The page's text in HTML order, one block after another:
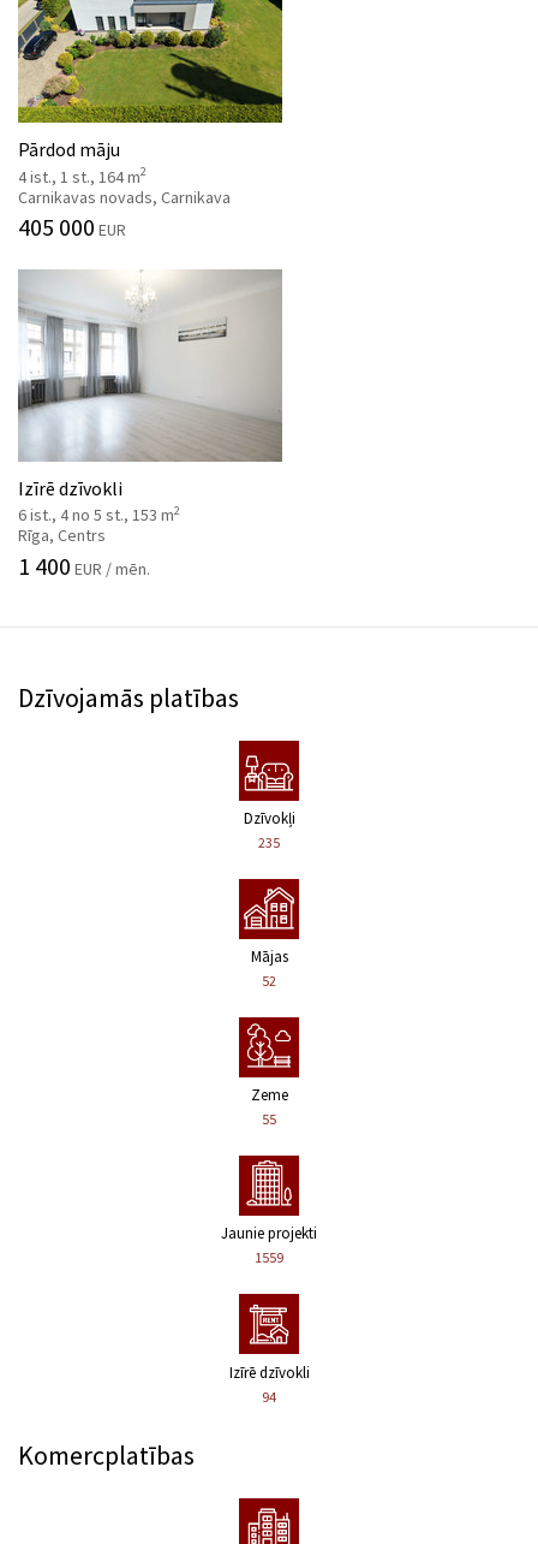
Pārdod māju
4 ist., 1 st., 164 m2
Carnikavas novads, Carnikava
405 000 EUR
Izīrē dzīvokli
6 ist., 4 no 5 st., 153 m2
Rīga, Centrs
1 400 EUR / mēn.
Dzīvojamās platības
Dzīvokļi
235
Mājas
52
Zeme
55
Jaunie projekti
1559
Izīrē dzīvokli
94
Komercplatības